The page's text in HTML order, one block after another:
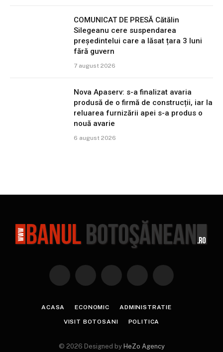
COMUNICAT DE PRESĂ Cătălin
Silegeanu cere suspendarea
președintelui care a lăsat țara 3 luni
fără guvern
7 august 2026
Nova Apaserv: s-a finalizat avaria
produsă de o firmă de construcții, iar la
reluarea furnizării apei s-a produs o
nouă avarie
6 august 2026
Facebook Instagram YouTube TikTok
ACASA ECONOMIC ADMINISTRATIE
VISIT BOTOSANI POLITICA
© 2026 Designed by HeZo Agency